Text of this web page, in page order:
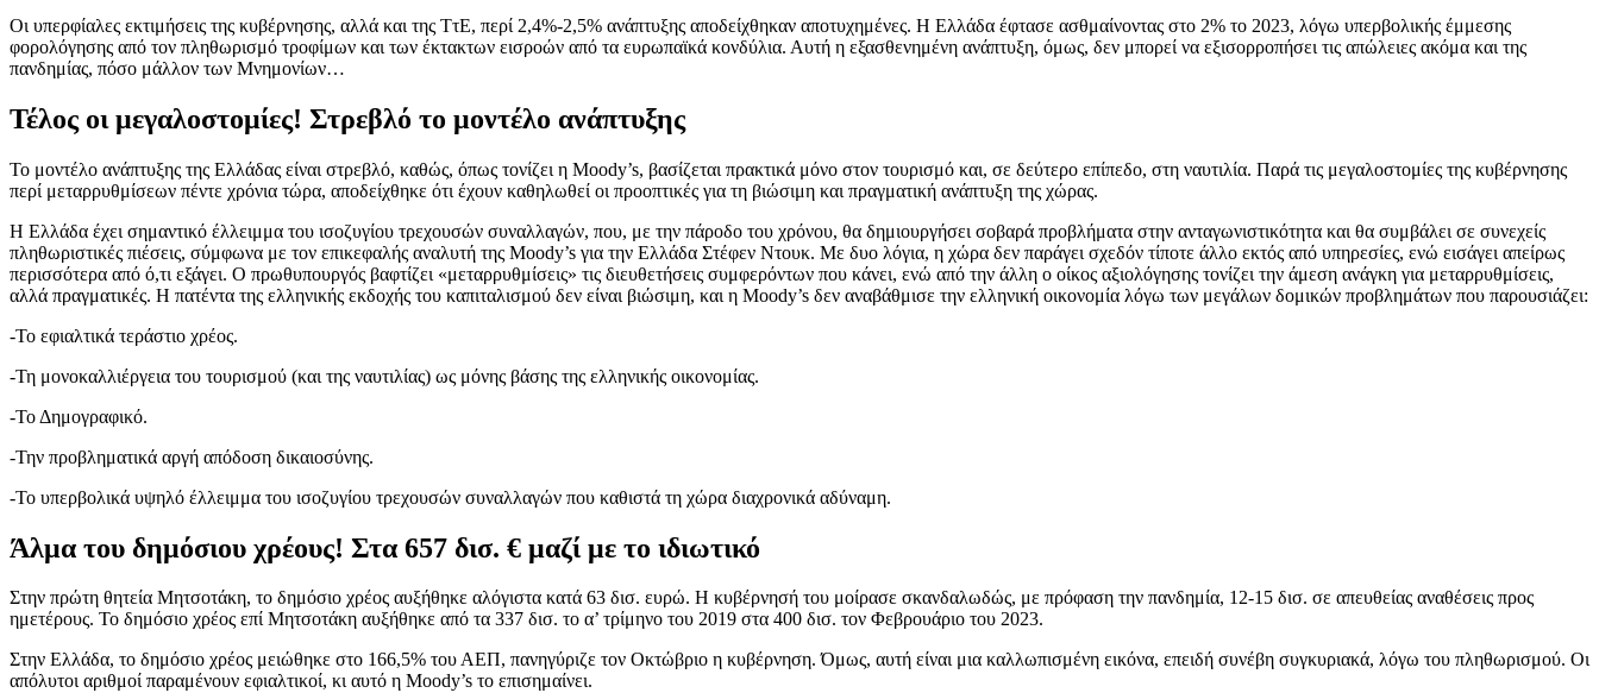
Οι υπερφίαλες εκτιμήσεις της κυβέρνησης, αλλά και της ΤτΕ, περί 2,4%-2,5% ανάπτυξης αποδείχθηκαν αποτυχημένες. Η Ελλάδα έφτασε ασθμαίνοντας στο 2% το 2023, λόγω υπερβολικής έμμεσης
φορολόγησης από τον πληθωρισμό τροφίμων και των έκτακτων εισροών από τα ευρωπαϊκά κονδύλια. Αυτή η εξασθενημένη ανάπτυξη, όμως, δεν μπορεί να εξισορροπήσει τις απώλειες ακόμα και της
πανδημίας, πόσο μάλλον των Μνημονίων…
Τέλος οι μεγαλοστομίες! Στρεβλό το μοντέλο ανάπτυξης
Το μοντέλο ανάπτυξης της Ελλάδας είναι στρεβλό, καθώς, όπως τονίζει η Moody’s, βασίζεται πρακτικά μόνο στον τουρισμό και, σε δεύτερο επίπεδο, στη ναυτιλία. Παρά τις μεγαλοστομίες της κυβέρνησης
περί μεταρρυθμίσεων πέντε χρόνια τώρα, αποδείχθηκε ότι έχουν καθηλωθεί οι προοπτικές για τη βιώσιμη και πραγματική ανάπτυξη της χώρας.
Η Ελλάδα έχει σημαντικό έλλειμμα του ισοζυγίου τρεχουσών συναλλαγών, που, με την πάροδο του χρόνου, θα δημιουργήσει σοβαρά προβλήματα στην ανταγωνιστικότητα και θα συμβάλει σε συνεχείς
πληθωριστικές πιέσεις, σύμφωνα με τον επικεφαλής αναλυτή της Moody’s για την Ελλάδα Στέφεν Ντουκ. Με δυο λόγια, η χώρα δεν παράγει σχεδόν τίποτε άλλο εκτός από υπηρεσίες, ενώ εισάγει απείρως
περισσότερα από ό,τι εξάγει. Ο πρωθυπουργός βαφτίζει «μεταρρυθμίσεις» τις διευθετήσεις συμφερόντων που κάνει, ενώ από την άλλη ο οίκος αξιολόγησης τονίζει την άμεση ανάγκη για μεταρρυθμίσεις,
αλλά πραγματικές. Η πατέντα της ελληνικής εκδοχής του καπιταλισμού δεν είναι βιώσιμη, και η Moody’s δεν αναβάθμισε την ελληνική οικονομία λόγω των μεγάλων δομικών προβλημάτων που παρουσιάζει:
-Το εφιαλτικά τεράστιο χρέος.
-Τη μονοκαλλιέργεια του τουρισμού (και της ναυτιλίας) ως μόνης βάσης της ελληνικής οικονομίας.
-Το Δημογραφικό.
-Την προβληματικά αργή απόδοση δικαιοσύνης.
-Το υπερβολικά υψηλό έλλειμμα του ισοζυγίου τρεχουσών συναλλαγών που καθιστά τη χώρα διαχρονικά αδύναμη.
Άλμα του δημόσιου χρέους! Στα 657 δισ. € μαζί με το ιδιωτικό
Στην πρώτη θητεία Μητσοτάκη, το δημόσιο χρέος αυξήθηκε αλόγιστα κατά 63 δισ. ευρώ. Η κυβέρνησή του μοίρασε σκανδαλωδώς, με πρόφαση την πανδημία, 12-15 δισ. σε απευθείας αναθέσεις προς
ημετέρους. Το δημόσιο χρέος επί Μητσοτάκη αυξήθηκε από τα 337 δισ. το α’ τρίμηνο του 2019 στα 400 δισ. τον Φεβρουάριο του 2023.
Στην Ελλάδα, το δημόσιο χρέος μειώθηκε στο 166,5% του ΑΕΠ, πανηγύριζε τον Οκτώβριο η κυβέρνηση. Όμως, αυτή είναι μια καλλωπισμένη εικόνα, επειδή συνέβη συγκυριακά, λόγω του πληθωρισμού. Οι
απόλυτοι αριθμοί παραμένουν εφιαλτικοί, κι αυτό η Moody’s το επισημαίνει.